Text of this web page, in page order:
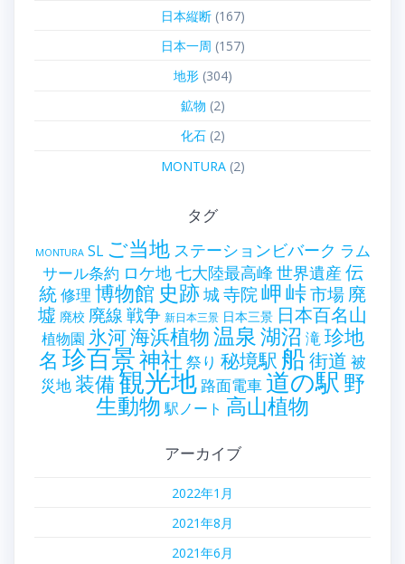
日本縦断(167)
日本一周 (157)
地形(304)
鉱物 (2)
化石(2)
MONTURA(2)
タグ
MONTURA SL ご当地 ステーションビバーク ラム
サール条約 ロケ地七大陸最高峰 世界遺産 伝
統修理 博物館 史跡城寺院岬峠市場 廃
墟 廃校 廃線戦争 新日本三景 日本三景 日本百名山
植物園 氷河海浜植物温泉湖沼 滝珍地
名 珍百景神社 祭り 秘境駅 船街道 被
災地装備観光地 路面電車道の駅 野
生動物 駅ノート 高山植物
アーカイブ
2022年1月
2021年8月
2021年6月